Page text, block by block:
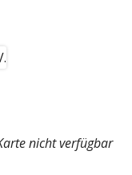
nicht verfügbar